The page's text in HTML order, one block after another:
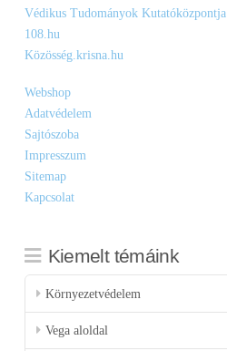
Védikus Tudományok Kutatóközpontja
108.hu
Közösség.krisna.hu
Webshop
Adatvédelem
Sajtószoba
Impresszum
Sitemap
Kapcsolat
Kiemelt témáink
Környezetvédelem
Vega aloldal